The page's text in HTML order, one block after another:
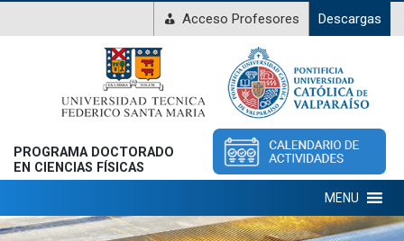
Acceso Profesores Descargas
PROGRAMA DOCTORADO
EN CIENCIAS FÍSICAS
MENU